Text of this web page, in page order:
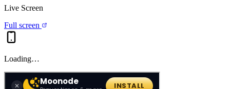
Live Screen
Full screen
Loading…